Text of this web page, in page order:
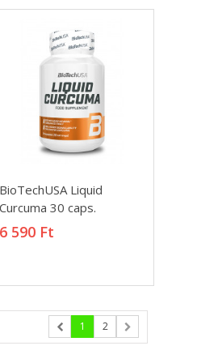
BioTechUSA Liquid
Curcuma 30 caps.
6 590 Ft
BioTechUSA Liquid
Curcuma 30 caps.
6 590 Ft
1 2